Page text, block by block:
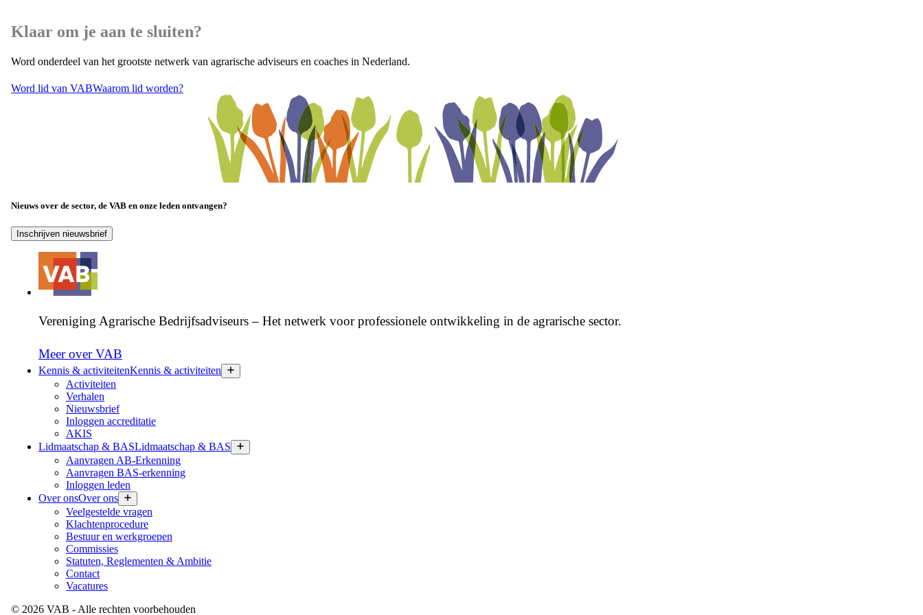
Klaar om je aan te sluiten?
Word onderdeel van het grootste netwerk van agrarische adviseurs en coaches in Nederland.
Word lid van VABWaarom lid worden?
Nieuws over de sector, de VAB en onze leden ontvangen?
Inschrijven nieuwsbrief
Vereniging Agrarische Bedrijfsadviseurs – Het netwerk voor professionele ontwikkeling in de agrarische sector.
Meer over VAB
Kennis & activiteitenKennis & activiteiten
Activiteiten
Verhalen
Nieuwsbrief
Inloggen accreditatie
AKIS
Lidmaatschap & BASLidmaatschap & BAS
Aanvragen AB-Erkenning
Aanvragen BAS-erkenning
Inloggen leden
Over onsOver ons
Veelgestelde vragen
Klachtenprocedure
Bestuur en werkgroepen
Commissies
Statuten, Reglementen & Ambitie
Contact
Vacatures
© 2026 VAB - Alle rechten voorbehouden